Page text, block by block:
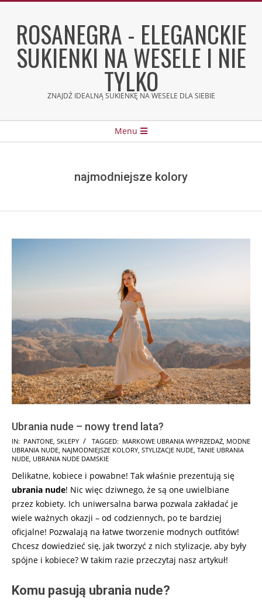
contentROSANEGRA - ELEGANCKIE
SUKIENKI NA WESELE I NIE
TYLKO
ZNAJDŹ IDEALNĄ SUKIENKĘ NA WESELE DLA SIEBIE
Menu
najmodniejsze kolory
Ubrania nude – nowy trend lata?
2025-
03-
IN: PANTONE SKLEPY TAGGED: MARKOWE UBRANIA WYPRZEDAŻ MODNE
UBRANIA NUDE NAJMODNIEJSZE KOLORY STYLIZACJE NUDE TANIE UBRANIA
NUDE UBRANIA NUDE DAMSKIE
Delikatne, kobiece i powabne! Tak właśnie prezentują się
ubrania nude! Nic więc dziwnego, że są one uwielbiane
przez kobiety. Ich uniwersalna barwa pozwala zakładać je
wiele ważnych okazji – od codziennych, po te bardziej
oficjalne! Pozwalają na łatwe tworzenie modnych outfitów!
Chcesz dowiedzieć się, jak tworzyć z nich stylizacje, aby były
spójne i kobiece? W takim razie przeczytaj nasz artykuł!
Komu pasują ubrania nude?